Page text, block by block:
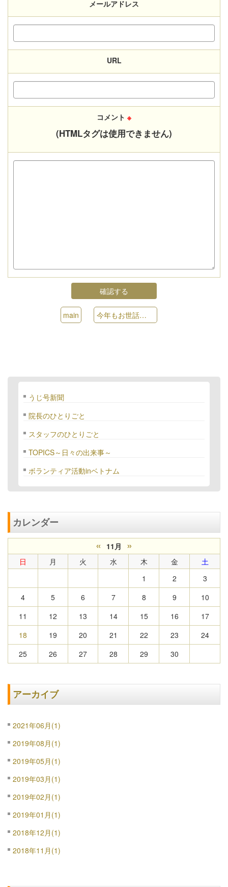
メールアドレス
URL
コメント ※
(HTMLタグは使用できません)
main 今年もお世話になりました
うじ号新聞
院長のひとりごと
スタッフのひとりごと
TOPICS～日々の出来事～
ボランティア活動inベトナム
カレンダー
« 11月 »
日 月 火 水 木 金
土
1
2
3
4
5 6 7 8 9
10
11
12 13 14 15 16
17
18
19 20 21 22 23
24
25
26 27 28 29 30
アーカイブ
2021年06月(1)
2019年08月(1)
2019年05月(1)
2019年03月(1)
2019年02月(1)
2019年01月(1)
2018年12月(1)
2018年11月(1)